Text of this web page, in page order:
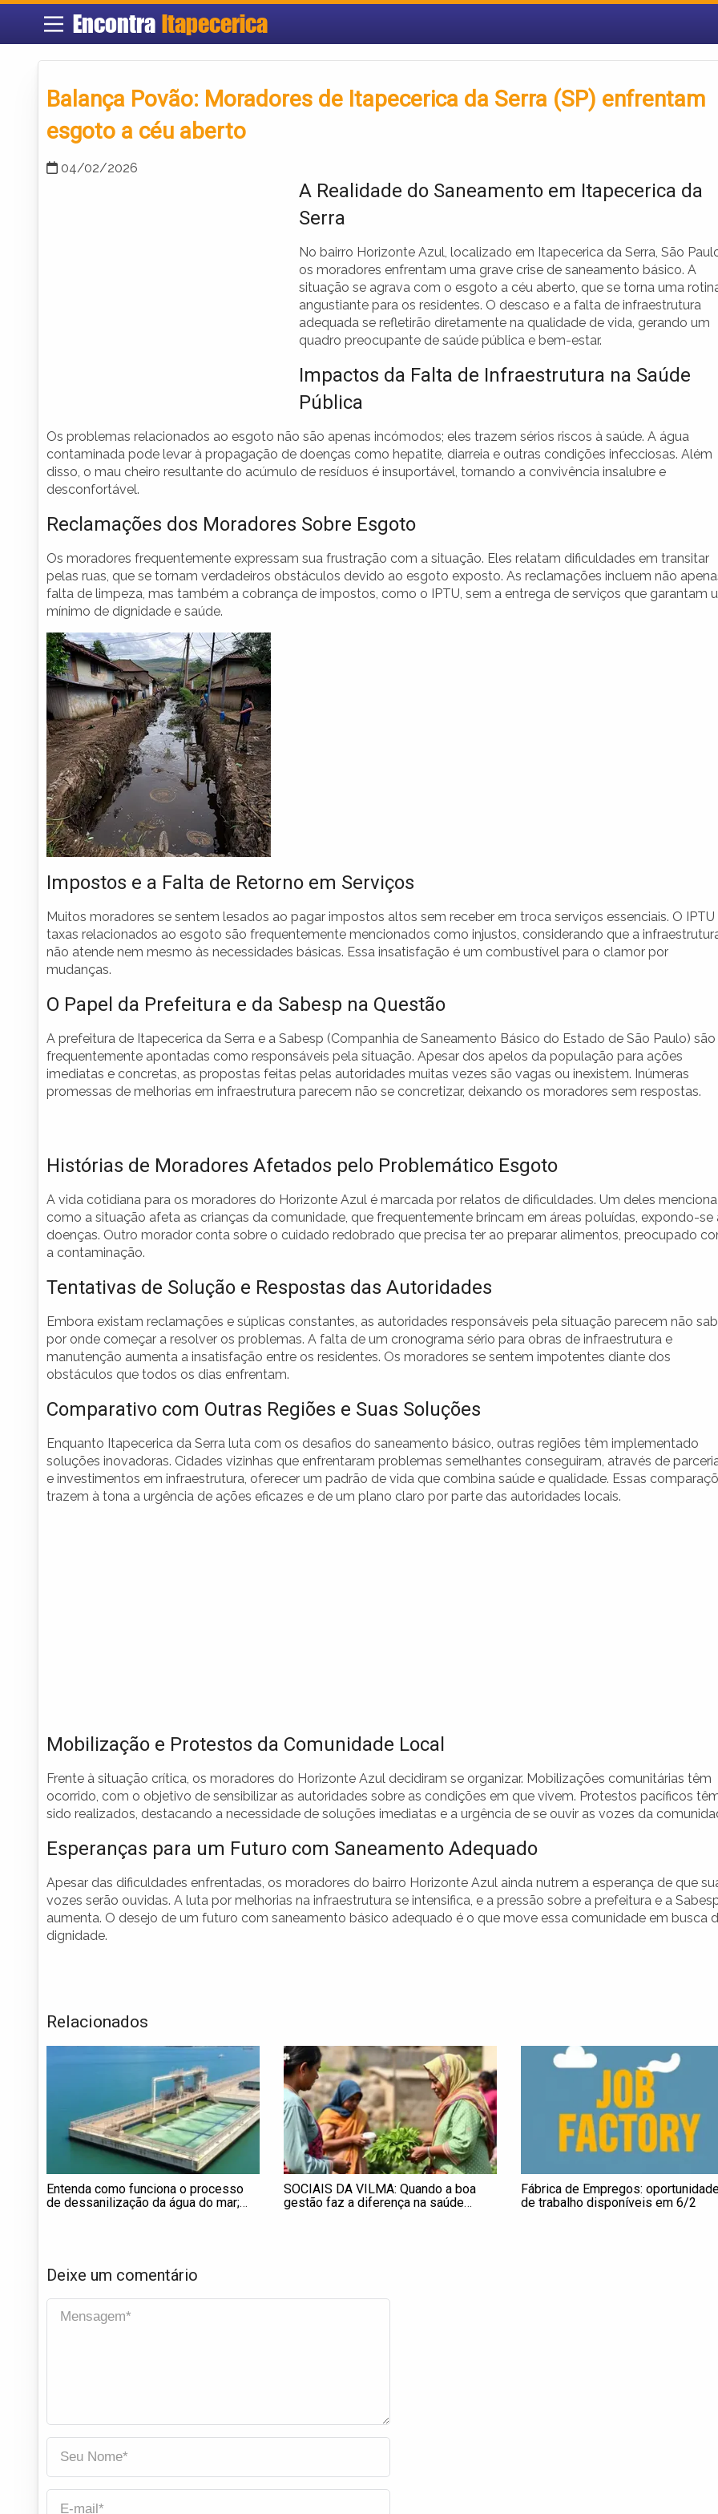
Encontra Itapecerica
Balança Povão: Moradores de Itapecerica da Serra (SP) enfrentam
esgoto a céu aberto
04/02/2026
A Realidade do Saneamento em Itapecerica da
Serra
No bairro Horizonte Azul, localizado em Itapecerica da Serra, São
os moradores enfrentam uma grave crise de saneamento básico. A
situação se agrava com o esgoto a céu aberto, que se torna uma
angustiante para os residentes. O descaso e a falta de infraestrutura
adequada se refletirão diretamente na qualidade de vida, gerando um
quadro preocupante de saúde pública e bem-estar.
Impactos da Falta de Infraestrutura na Saúde
Pública
Os problemas relacionados ao esgoto não são apenas incómodos; eles trazem sérios riscos à saúde. A água
contaminada pode levar à propagação de doenças como hepatite, diarreia e outras condições infecciosas. Além
disso, o mau cheiro resultante do acúmulo de resíduos é insuportável, tornando a convivência insalubre e
desconfortável.
Reclamações dos Moradores Sobre Esgoto
Os moradores frequentemente expressam sua frustração com a situação. Eles relatam dificuldades em transitar
pelas ruas, que se tornam verdadeiros obstáculos devido ao esgoto exposto. As reclamações incluem não
falta de limpeza, mas também a cobrança de impostos, como o IPTU, sem a entrega de serviços que garantam
mínimo de dignidade e saúde.
Impostos e a Falta de Retorno em Serviços
Muitos moradores se sentem lesados ao pagar impostos altos sem receber em troca serviços essenciais. O IPTU
taxas relacionados ao esgoto são frequentemente mencionados como injustos, considerando que a
não atende nem mesmo às necessidades básicas. Essa insatisfação é um combustível para o clamor por
mudanças.
O Papel da Prefeitura e da Sabesp na Questão
A prefeitura de Itapecerica da Serra e a Sabesp (Companhia de Saneamento Básico do Estado de São Paulo) são
frequentemente apontadas como responsáveis pela situação. Apesar dos apelos da população para ações
imediatas e concretas, as propostas feitas pelas autoridades muitas vezes são vagas ou inexistem. Inúmeras
promessas de melhorias em infraestrutura parecem não se concretizar, deixando os moradores sem respostas.
Histórias de Moradores Afetados pelo Problemático Esgoto
A vida cotidiana para os moradores do Horizonte Azul é marcada por relatos de dificuldades. Um deles menciona
como a situação afeta as crianças da comunidade, que frequentemente brincam em áreas poluídas, expondo-se
doenças. Outro morador conta sobre o cuidado redobrado que precisa ter ao preparar alimentos, preocupado
a contaminação.
Tentativas de Solução e Respostas das Autoridades
Embora existam reclamações e súplicas constantes, as autoridades responsáveis pela situação parecem não
por onde começar a resolver os problemas. A falta de um cronograma sério para obras de infraestrutura e
manutenção aumenta a insatisfação entre os residentes. Os moradores se sentem impotentes diante dos
obstáculos que todos os dias enfrentam.
Comparativo com Outras Regiões e Suas Soluções
Enquanto Itapecerica da Serra luta com os desafios do saneamento básico, outras regiões têm implementado
soluções inovadoras. Cidades vizinhas que enfrentaram problemas semelhantes conseguiram, através de
e investimentos em infraestrutura, oferecer um padrão de vida que combina saúde e qualidade. Essas
trazem à tona a urgência de ações eficazes e de um plano claro por parte das autoridades locais.
Mobilização e Protestos da Comunidade Local
Frente à situação crítica, os moradores do Horizonte Azul decidiram se organizar. Mobilizações comunitárias têm
ocorrido, com o objetivo de sensibilizar as autoridades sobre as condições em que vivem. Protestos pacíficos
sido realizados, destacando a necessidade de soluções imediatas e a urgência de se ouvir as vozes da
Esperanças para um Futuro com Saneamento Adequado
Apesar das dificuldades enfrentadas, os moradores do bairro Horizonte Azul ainda nutrem a esperança de que
vozes serão ouvidas. A luta por melhorias na infraestrutura se intensifica, e a pressão sobre a prefeitura e a
aumenta. O desejo de um futuro com saneamento básico adequado é o que move essa comunidade em busca
dignidade.
Relacionados
Entenda como funciona o processo
de dessanilização da água do mar;
SOCIAIS DA VILMA: Quando a boa
gestão faz a diferença na saúde
Fábrica de Empregos:
de trabalho disponíveis em 6/2
Deixe um comentário